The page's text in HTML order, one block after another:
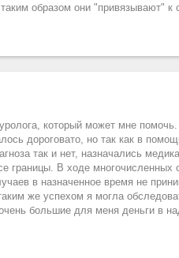
образом они "привязывают" к
который может мне
дороговато, но так как в
так и нет, назначались
границы. В ходе
в назначенное время не
же успехом я могла
большие для меня деньги в